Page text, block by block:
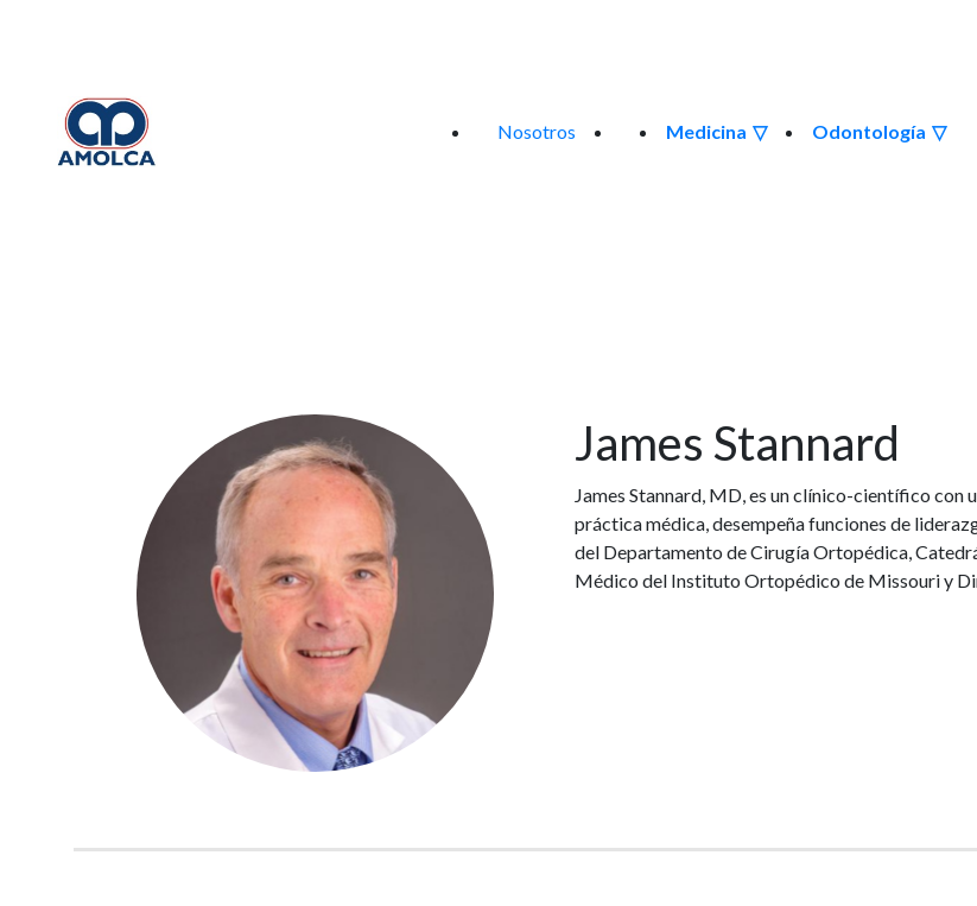
Nosotros Medicina Odontología
James Stannard
James Stannard, MD, es un clínico-científico
práctica médica, desempeña funciones de
del Departamento de Cirugía Ortopédica,
Médico del Instituto Ortopédico de Missouri y